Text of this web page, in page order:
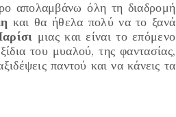
απολαμβάνω όλη τη διαδρομή
και θα ήθελα πολύ να το ξανά
μιας και είναι το επόμενο
του μυαλού, της φαντασίας,
παντού και να κάνεις τα